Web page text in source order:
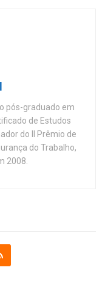
pós-graduado em
de Estudos
do II Prêmio de
do Trabalho,
2008.